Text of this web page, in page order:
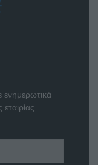
ενημερωτικά